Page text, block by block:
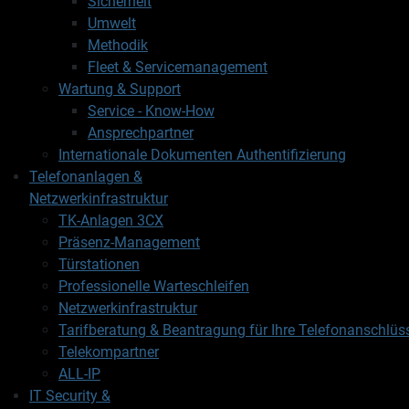
Umwelt
Methodik
Fleet & Servicemanagement
Wartung & Support
Service - Know-How
Ansprechpartner
Internationale Dokumenten Authentifizierung
Telefonanlagen &
Netzwerkinfrastruktur
TK-Anlagen 3CX
Präsenz-Management
Türstationen
Professionelle Warteschleifen
Netzwerkinfrastruktur
Tarifberatung & Beantragung für Ihre
Telekompartner
ALL-IP
IT Security &